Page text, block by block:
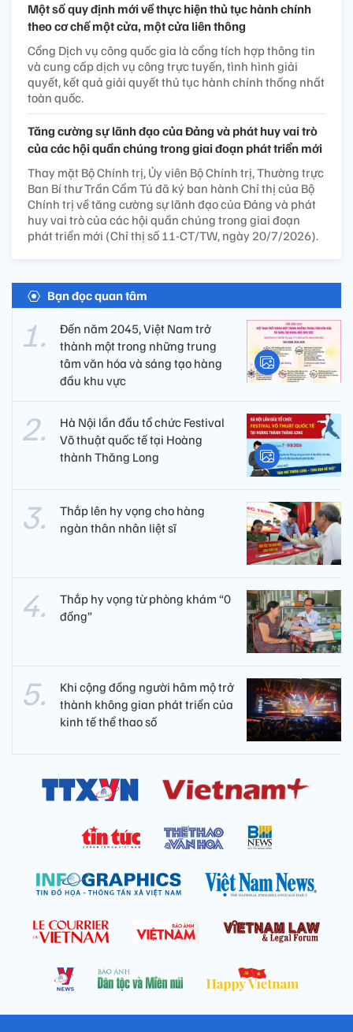
Một số quy định mới về thực hiện thủ tục hành chính
theo cơ chế một cửa, một cửa liên thông
Cổng Dịch vụ công quốc gia là cổng tích hợp thông tin
và cung cấp dịch vụ công trực tuyến, tình hình giải
quyết, kết quả giải quyết thủ tục hành chính thống nhất
toàn quốc.
Tăng cường sự lãnh đạo của Đảng và phát huy vai trò
của các hội quần chúng trong giai đoạn phát triển mới
Thay mặt Bộ Chính trị, Ủy viên Bộ Chính trị, Thường trực
Ban Bí thư Trần Cẩm Tú đã ký ban hành Chỉ thị của Bộ
Chính trị về tăng cường sự lãnh đạo của Đảng và phát
huy vai trò của các hội quần chúng trong giai đoạn
phát triển mới (Chỉ thị số 11-CT/TW, ngày 20/7/2026).
Bạn đọc quan tâm
Đến năm 2045, Việt Nam trở
thành một trong những trung
tâm văn hóa và sáng tạo hàng
đầu khu vực
Hà Nội lần đầu tổ chức Festival
Võ thuật quốc tế tại Hoàng
thành Thăng Long
Thắp lên hy vọng cho hàng
ngàn thân nhân liệt sĩ
Thắp hy vọng từ phòng khám “0
đồng”
Khi cộng đồng người hâm mộ trở
thành không gian phát triển của
kinh tế thể thao số